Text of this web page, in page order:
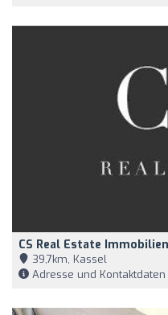
CS Real Estate
39,7km, Kassel
Adresse und